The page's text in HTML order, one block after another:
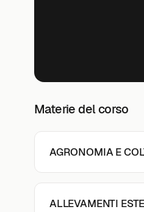
Materie del corso
AGRONOMIA E
ALLEVAMENTI